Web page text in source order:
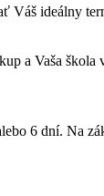
Váš ideálny
a Vaša
6 dní. Na